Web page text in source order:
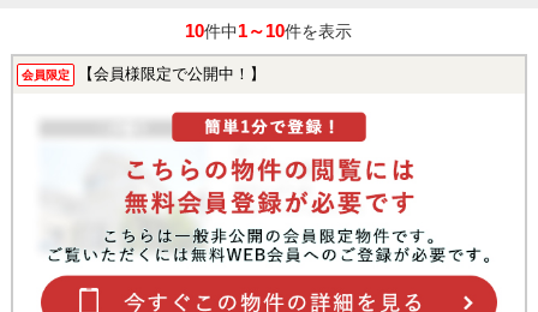
10件中1～10件を表示
会員限定 【会員様限定で公開中！】